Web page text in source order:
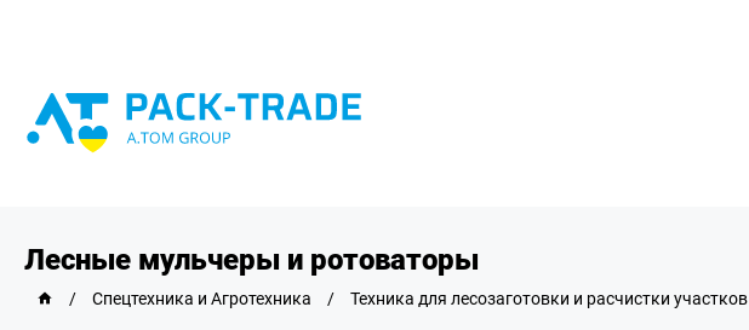
Лесные мульчеры и ротоваторы
/ Спецтехника и Агротехника / Техника для лесозаготовки и расчистки участков